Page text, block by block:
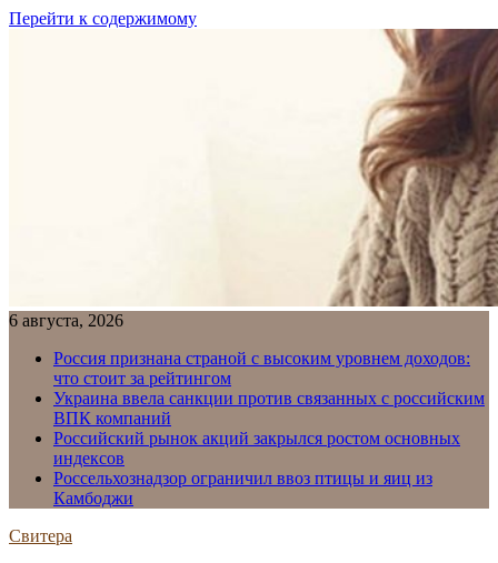
Перейти к содержимому
6 августа, 2026
Россия признана страной с высоким уровнем доходов:
что стоит за рейтингом
Украина ввела санкции против связанных с российским
ВПК компаний
Российский рынок акций закрылся ростом основных
индексов
Россельхознадзор ограничил ввоз птицы и яиц из
Камбоджи
Свитера